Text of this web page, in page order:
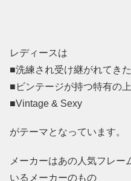
レディースは
■洗練され受け継がれてき
■ビンテージが持つ特有の
■Vintage & Sexy
がテーマとなっています。
メーカーはあの人気フレー
いるメーカーのもの